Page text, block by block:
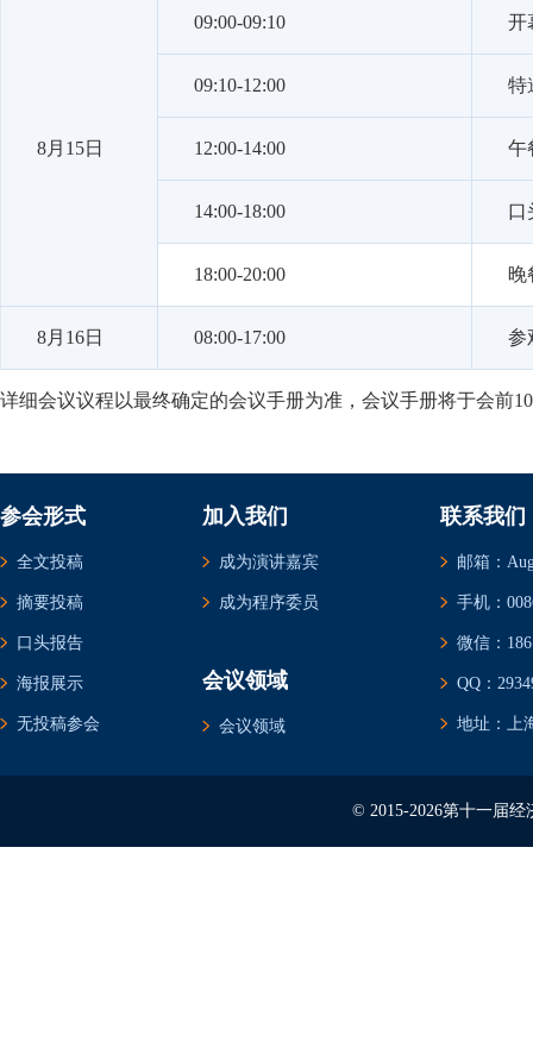
8月15日
09:00-09:10 开
09:10-12:00 特
12:00-14:00 午
14:00-18:00 口
18:00-20:00 晚
8月16日 08:00-17:00 参
详细会议议程以最终确定的会议手册为准，会议手册将于会前
参会形式
全文投稿
摘要投稿
口头报告
海报展示
无投稿参会
加入我们
成为演讲嘉宾
成为程序委员
会议领域
会议领域
联系我们
邮箱：
手机：
微信：
QQ：
地址：上
© 2015-2026第十一届